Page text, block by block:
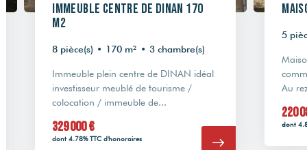
Immeuble centre de Dinan 170
m2
8 pièce(s) • 170 m² • 3 chambre(s)
Immeuble plein centre de DINAN idéal
investisseur meublé de tourisme /
colocation / immeuble de...
329 000 €
dont 4.78% TTC d'honoraires
5
Au
220
dont